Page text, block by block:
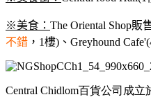
※美食： The Oriental Shop
不錯 ，1樓)、Greyhound
Central Chidlom百貨公司成